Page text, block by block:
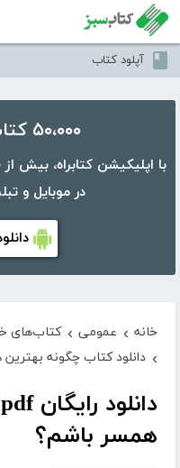
آپلود کتاب
۵۰،۰۰۰ کتاب در موبایل شما
در موبایل و
خانه › عمومی › کتاب‌های
› دانلود کتاب چگونه
همسر باشم؟